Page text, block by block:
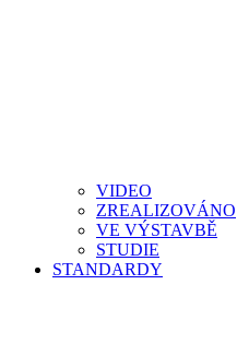
VIDEO
ZREALIZOVÁNO
VE VÝSTAVBĚ
STUDIE
STANDARDY